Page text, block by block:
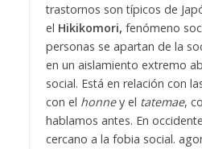
trastornos son típicos de
el Hikikomori, fenómeno
personas se apartan de la
en un aislamiento extremo
social. Está en relación con
con el honney el tatemae,
hablamos antes. En
cercano a la fobia social.